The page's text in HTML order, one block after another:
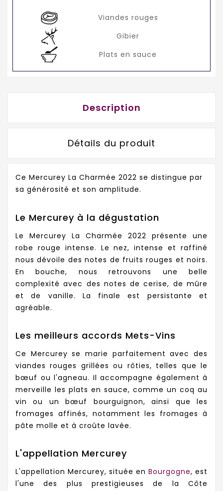
Viandes rouges
Gibier
Plats en sauce
Description
Détails du produit
Ce Mercurey La Charmée 2022 se distingue par
sa générosité et son amplitude.
Le Mercurey à la dégustation
Le Mercurey La Charmée 2022 présente une
robe rouge intense. Le nez, intense et raffiné
nous dévoile des notes de fruits rouges et noirs.
En bouche, nous retrouvons une belle
complexité avec des notes de cerise, de mûre
et de vanille. La finale est persistante et
agréable.
Les meilleurs accords Mets-Vins
Ce Mercurey se marie parfaitement avec des
viandes rouges grillées ou rôties, telles que le
bœuf ou l'agneau. Il accompagne également à
merveille les plats en sauce, comme un coq au
vin ou un bœuf bourguignon, ainsi que les
fromages affinés, notamment les fromages à
pâte molle et à croûte lavée.
L'appellation Mercurey
L'appellation Mercurey, située en Bourgogne, est
l'une des plus prestigieuses de la Côte